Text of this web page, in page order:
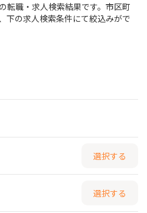
転職・求人検索結果です。市区町
下の求人検索条件にて絞込みがで
選択する
選択する